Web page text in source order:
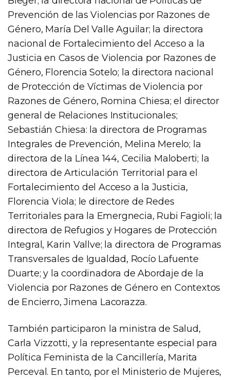
Prevención de las Violencias por Razones de
Género, María Del Valle Aguilar; la directora
nacional de Fortalecimiento del Acceso a la
Justicia en Casos de Violencia por Razones de
Género, Florencia Sotelo; la directora nacional
de Protección de Víctimas de Violencia por
Razones de Género, Romina Chiesa; el director
general de Relaciones Institucionales;
Sebastián Chiesa: la directora de Programas
Integrales de Prevención, Melina Merelo; la
directora de la Línea 144, Cecilia Maloberti; la
directora de Articulación Territorial para el
Fortalecimiento del Acceso a la Justicia,
Florencia Viola; le directore de Redes
Territoriales para la Emergnecia, Rubi Fagioli; la
directora de Refugios y Hogares de Protección
Integral, Karin Vallve; la directora de Programas
Transversales de Igualdad, Rocío Lafuente
Duarte; y la coordinadora de Abordaje de la
Violencia por Razones de Género en Contextos
de Encierro, Jimena Lacorazza.
También participaron la ministra de Salud,
Carla Vizzotti, y la representante especial para
Política Feminista de la Cancillería, Marita
Perceval. En tanto, por el Ministerio de Mujeres,